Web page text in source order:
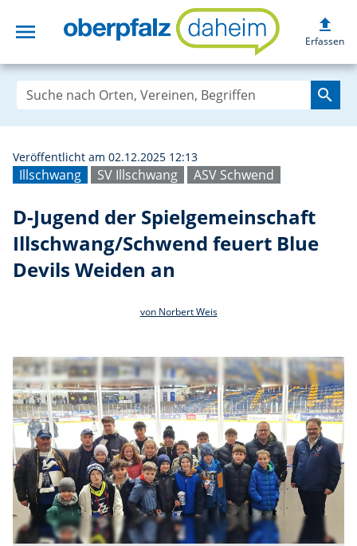
menu D-Jugend der
upload
Erfassen
search
Illschwang SV Illschwang ASV Schwend
Veröffentlicht am 02.12.2025 12:13
D-Jugend der Spielgemeinschaft
Illschwang/Schwend feuert Blue
Devils Weiden an
von Norbert Weis